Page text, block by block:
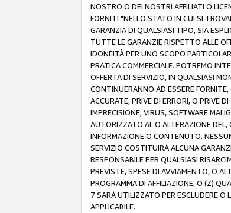
NOSTRO O DEI NOSTRI AFFILIATI O
FORNITI "NELLO STATO IN CUI SI
GARANZIA DI QUALSIASI TIPO, SIA
TUTTE LE GARANZIE RISPETTO ALLE
IDONEITÀ PER UNO SCOPO
PRATICA COMMERCIALE. POTREMO
OFFERTA DI SERVIZIO, IN QUALSIASI
CONTINUERANNO AD ESSERE
ACCURATE, PRIVE DI ERRORI, O PRIVE
IMPRECISIONE, VIRUS, SOFTWARE
AUTORIZZATO AL O ALTERAZIONE
INFORMAZIONE O CONTENUTO.
SERVIZIO COSTITUIRÀ ALCUNA
RESPONSABILE PER QUALSIASI
PREVISTE, SPESE DI AVVIAMENTO, O
PROGRAMMA DI AFFILIAZIONE, O (Z)
7 SARÀ UTILIZZATO PER ESCLUDERE O
APPLICABILE.